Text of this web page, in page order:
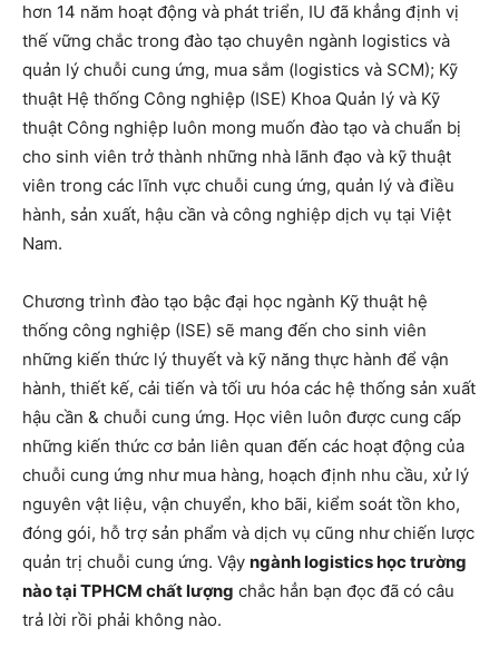
hơn 14 năm hoạt động và phát triển, IU đã khẳng định vị
thế vững chắc trong đào tạo chuyên ngành logistics và
quản lý chuỗi cung ứng, mua sắm (logistics và SCM); Kỹ
thuật Hệ thống Công nghiệp (ISE) Khoa Quản lý và Kỹ
thuật Công nghiệp luôn mong muốn đào tạo và chuẩn bị
cho sinh viên trở thành những nhà lãnh đạo và kỹ thuật
viên trong các lĩnh vực chuỗi cung ứng, quản lý và điều
hành, sản xuất, hậu cần và công nghiệp dịch vụ tại Việt
Nam.
Chương trình đào tạo bậc đại học ngành Kỹ thuật hệ
thống công nghiệp (ISE) sẽ mang đến cho sinh viên
những kiến ​​thức lý thuyết và kỹ năng thực hành để vận
hành, thiết kế, cải tiến và tối ưu hóa các hệ thống sản xuất
hậu cần & chuỗi cung ứng. Học viên luôn được cung cấp
những kiến ​​thức cơ bản liên quan đến các hoạt động của
chuỗi cung ứng như mua hàng, hoạch định nhu cầu, xử lý
nguyên vật liệu, vận chuyển, kho bãi, kiểm soát tồn kho,
đóng gói, hỗ trợ sản phẩm và dịch vụ cũng như chiến lược
quản trị chuỗi cung ứng. Vậy ngành logistics học trường
nào tại TPHCM chất lượng chắc hẳn bạn đọc đã có câu
trả lời rồi phải không nào.